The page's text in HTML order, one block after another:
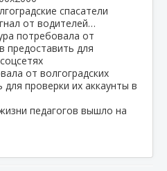
спасатели
от водителей…
потребовала от
предоставить для
педагогов вышло на